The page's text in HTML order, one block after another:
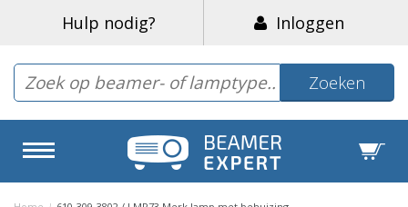
Hulp nodig? Inloggen
Zoeken